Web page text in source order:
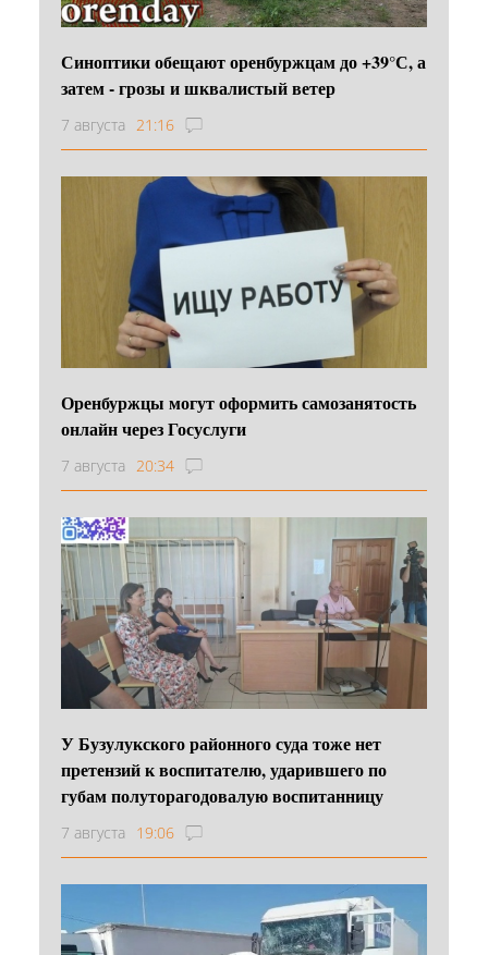
Синоптики обещают оренбуржцам до +39°С, а
затем - грозы и шквалистый ветер
7 августа 21:16
Оренбуржцы могут оформить самозанятость
онлайн через Госуслуги
7 августа 20:34
У Бузулукского районного суда тоже нет
претензий к воспитателю, ударившего по
губам полуторагодовалую воспитанницу
7 августа 19:06